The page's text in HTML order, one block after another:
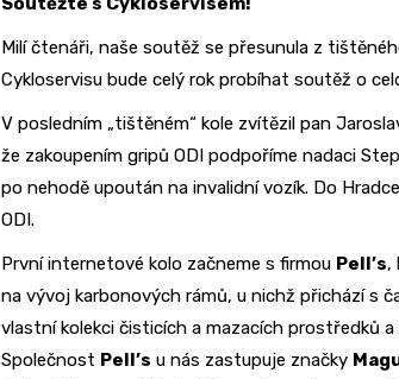
Milí čtenáři, naše soutěž se přesunula z
Cykloservisu bude celý rok probíhat soutěž o
V posledním „tištěném“ kole zvítězil pan
že zakoupením gripů ODI podpoříme nadaci
po nehodě upoután na invalidní vozík. Do
ODI.
První internetové kolo začneme s firmou Pell’s,
na vývoj karbonových rámů, u nichž přichází s
vlastní kolekci čisticích a mazacích prostředků
Společnost Pell’s u nás zastupuje značky